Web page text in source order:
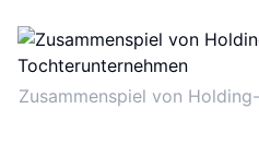
Zusammenspiel von